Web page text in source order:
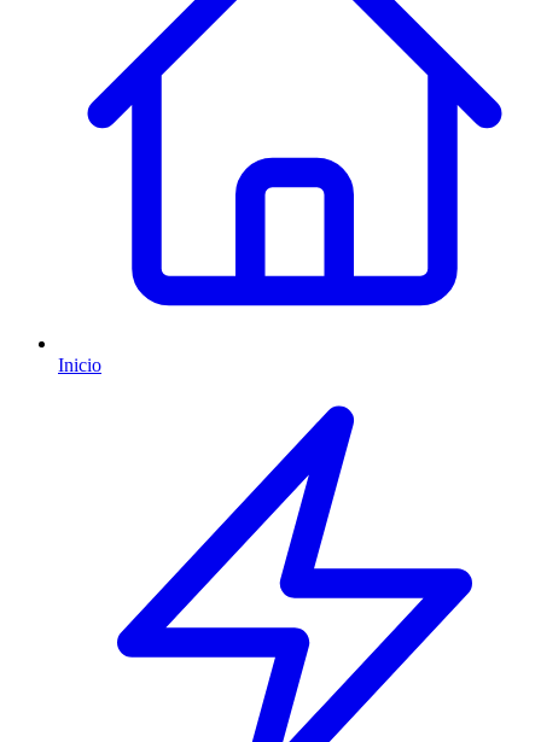
Inicio